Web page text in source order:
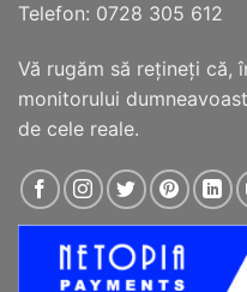
Telefon: 0728 305 612
Vă rugăm să reţineţi că,
monitorului
de cele reale.